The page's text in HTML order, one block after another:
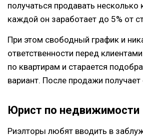
получаться продавать несколько
каждой он заработает до 5% от
При этом свободный график и
ответственности перед
по квартирам и старается
вариант. После продажи получает
Юрист по недвижимости
Риэлторы любят вводить в